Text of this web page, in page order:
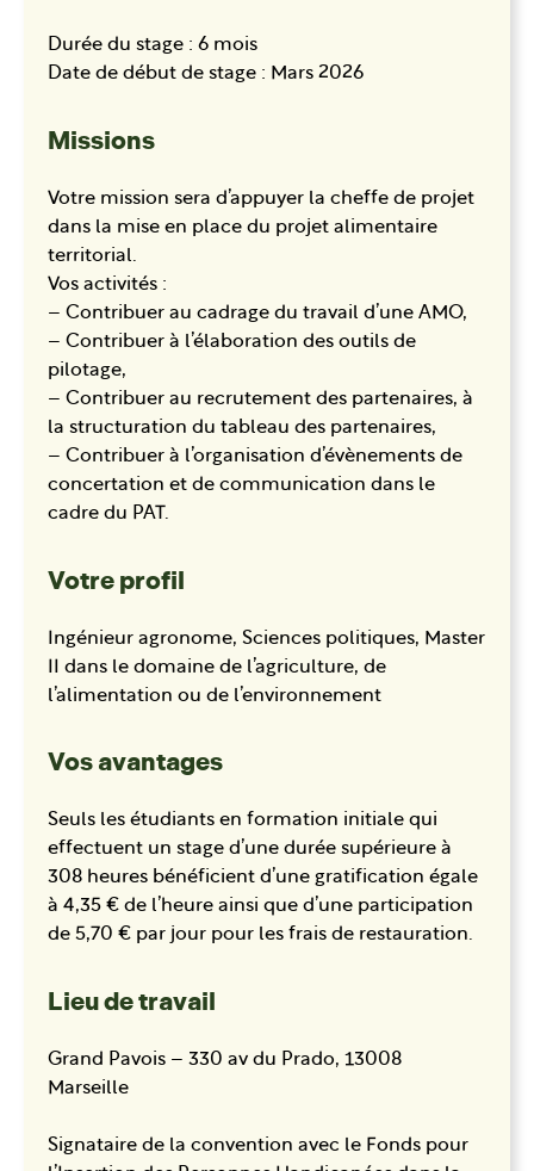
Durée du stage : 6 mois
Date de début de stage : Mars 2026
Missions
Votre mission sera d’appuyer la cheffe de projet
dans la mise en place du projet alimentaire
territorial.
Vos activités :
– Contribuer au cadrage du travail d’une AMO,
– Contribuer à l’élaboration des outils de
pilotage,
– Contribuer au recrutement des partenaires, à
la structuration du tableau des partenaires,
– Contribuer à l’organisation d’évènements de
concertation et de communication dans le
cadre du PAT.
Votre profil
Ingénieur agronome, Sciences politiques, Master
II dans le domaine de l’agriculture, de
l’alimentation ou de l’environnement
Vos avantages
Seuls les étudiants en formation initiale qui
effectuent un stage d’une durée supérieure à
308 heures bénéficient d’une gratification égale
à 4,35 € de l’heure ainsi que d’une participation
de 5,70 € par jour pour les frais de restauration.
Lieu de travail
Grand Pavois – 330 av du Prado, 13008
Marseille
Signataire de la convention avec le Fonds pour